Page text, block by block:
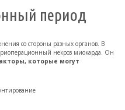
период
со стороны разных органов. В
некроз миокарда. Он
которые могут